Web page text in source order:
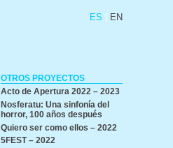
ES EN
OTROS PROYECTOS
Acto de Apertura 2022 – 2023
Nosferatu: Una sinfonía del
horror, 100 años después
Quiero ser como ellos – 2022
5FEST – 2022